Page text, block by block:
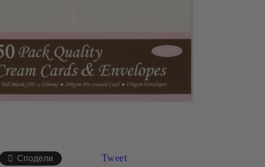
Сподели Tweet